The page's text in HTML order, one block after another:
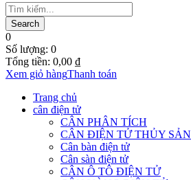
0
Số lượng: 0
Tổng tiền: 0,00 ₫
Xem giỏ hàngThanh toán
Trang chủ
cân điện tử
CÂN PHÂN TÍCH
CÂN ĐIỆN TỬ THỦY SẢN
Cân bàn điện tử
Cân sàn điện tử
CÂN Ô TÔ ĐIỆN TỬ